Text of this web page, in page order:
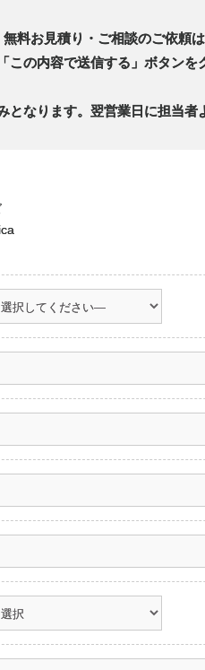
料お見積り・ご相談のご依頼
の内容で送信する」ボタンを
なります。翌営業日に担当者